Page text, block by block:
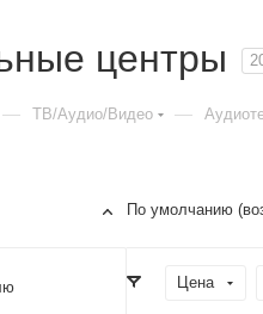
центры
— ТВ/Аудио/Видео —
По умолчанию
Цена